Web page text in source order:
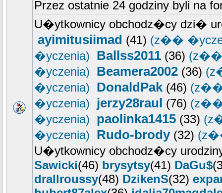
Przez ostatnie 24 godziny byli na
U�ytkownicy obchodz�cy dzi�
ayimitusiimad (41) (z��
�yczenia) Ballss2011 (36) (z��
�yczenia) Beamera2002 (36)
�yczenia) DonaldPak (46) (z��
�yczenia) jerzy28raul (76) (z��
�yczenia) paolinka1415 (33)
�yczenia) Rudo-brody(32)
U�ytkownicy obchodz�cy
Sawicki(46) brysytsy(41) DaGu$
drallroussy(48) DzikenS(32)